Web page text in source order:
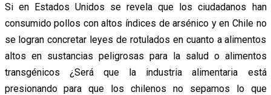
Si en Estados Unidos se revela que los ciudadanos han
consumido pollos con altos índices de arsénico y en Chile no
se logran concretar leyes de rotulados en cuanto a alimentos
altos en sustancias peligrosas para la salud o alimentos
transgénicos ¿Será que la industria alimentaria está
presionando para que los chilenos no sepamos lo que